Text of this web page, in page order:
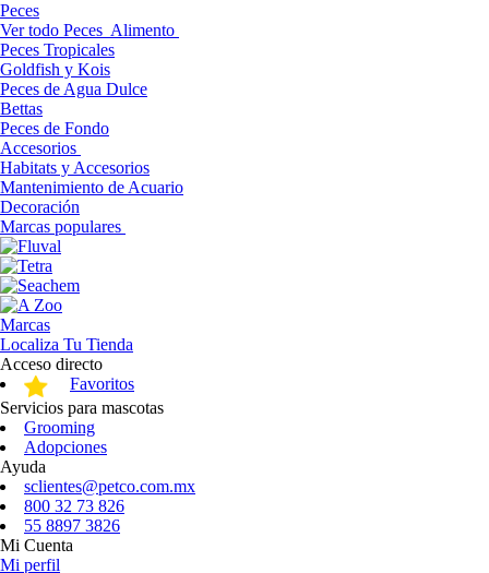
Peces
Ver todo Peces Alimento
Peces Tropicales
Goldfish y Kois
Peces de Agua Dulce
Bettas
Peces de Fondo
Accesorios
Habitats y Accesorios
Mantenimiento de Acuario
Decoración
Marcas populares
Marcas
Localiza Tu Tienda
Acceso directo
Favoritos
Servicios para mascotas
Grooming
Adopciones
Ayuda
sclientes@petco.com.mx
800 32 73 826
55 8897 3826
Mi Cuenta
Mi perfil